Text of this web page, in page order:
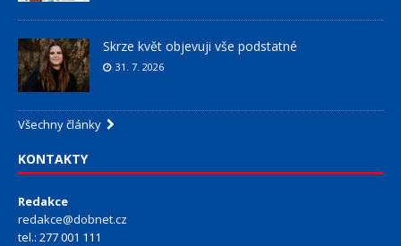
Skrze květ objevuji vše podstatné
31. 7. 2026
Všechny články
KONTAKTY
Redakce
redakce@dobnet.cz
tel.: 277 001 111